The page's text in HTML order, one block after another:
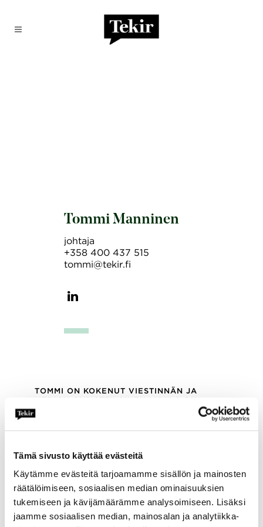
Tämä sivusto käyttää evästeitä
Käytämme evästeitä tarjoamamme sisällön ja mainosten
räätälöimiseen, sosiaalisen median ominaisuuksien
tukemiseen ja kävijämäärämme analysoimiseen. Lisäksi
jaamme sosiaalisen median, mainosalan ja analytiikka-
Tommi Manninen
johtaja
+358 400 437 515
tommi@tekir.fi
TOMMI ON KOKENUT VIESTINNÄN JA
MEDIAN AMMATTILAINEN, JOLLA ON
VUOSIKYMMENIEN KOKEMUS SUOMEN
JOHTAVISSA MEDIOISSA,
PÖRSSIYHTIÖIDEN VIESTINNÄN
Tommi on kokenut johdon konsultti ja hän
on ollut mukana vaativissa
yritysjärjestelyissä sekä IPO‑prosesseissa.
Asiakkaillemme Tommi tuo vahvan
strategisen otteen, laajan kokemuksen
viestinnästä ja johtamisesta sekä kyvyn